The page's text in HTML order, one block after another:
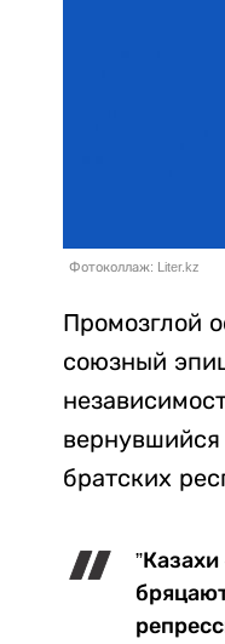
Фотоколлаж: Liter.kz
Промозглой
союзный
братских